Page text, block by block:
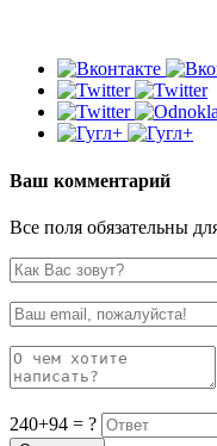
Ваш комментарий
Все поля обязательны
240+94 = ?